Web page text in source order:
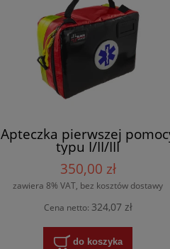
Apteczka pierwszej
typu I/II/III
350,00 zł
zawiera 8% VAT, bez kosztów dostawy
Cena netto: 324,07 zł
do koszyka